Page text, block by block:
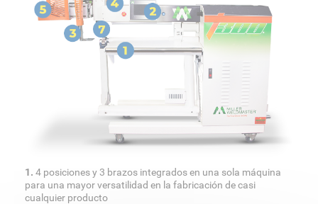
1. 4 posiciones y 3 brazos integrados en una sola máquina
para una mayor versatilidad en la fabricación de casi
cualquier producto